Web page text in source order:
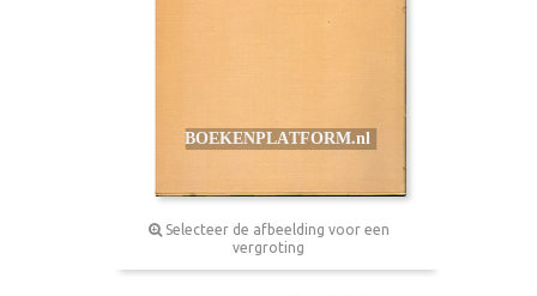
Selecteer de afbeelding voor een
vergroting